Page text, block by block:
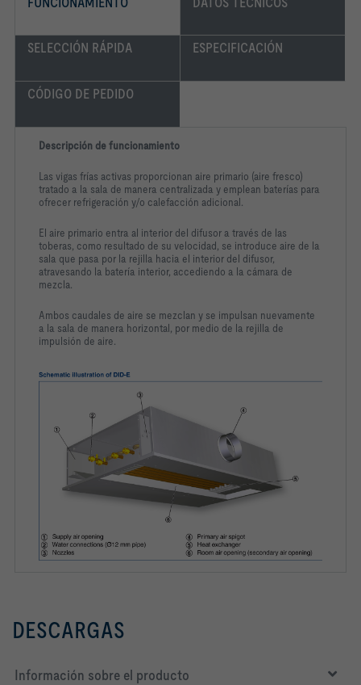
SELECCIÓN RÁPIDA ESPECIFICACIÓN
CÓDIGO DE PEDIDO
Descripción de funcionamiento
Las vigas frías activas proporcionan aire primario (aire fresco)
tratado a la sala de manera centralizada y emplean baterías para
ofrecer refrigeración y/o calefacción adicional.
El aire primario entra al interior del difusor a través de las
toberas, como resultado de su velocidad, se introduce aire de la
sala que pasa por la rejilla hacia el interior del difusor,
atravesando la batería interior, accediendo a la cámara de
mezcla.
Ambos caudales de aire se mezclan y se impulsan nuevamente
a la sala de manera horizontal, por medio de la rejilla de
impulsión de aire.
DESCARGAS
Información sobre el producto